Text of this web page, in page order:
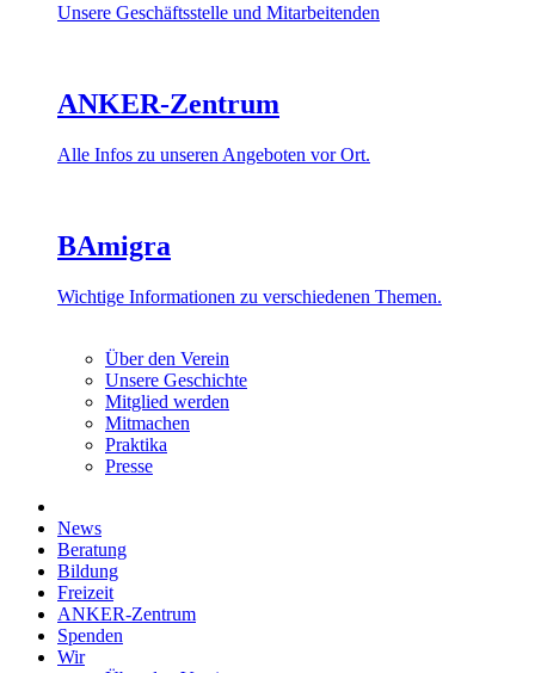
Unsere Geschäftsstelle und Mitarbeitenden
ANKER-Zentrum
Alle Infos zu unseren Angeboten vor Ort.
BAmigra
Wichtige Informationen zu verschiedenen Themen.
Über den Verein
Unsere Geschichte
Mitglied werden
Mitmachen
Praktika
Presse
News
Beratung
Bildung
Freizeit
ANKER-Zentrum
Spenden
Wir